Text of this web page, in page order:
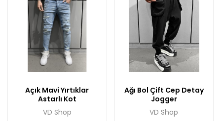
Açık Mavi Yırtıklar
Astarlı Kot
VD Shop
Ağı Bol Çift Cep Detay
Jogger
VD Shop